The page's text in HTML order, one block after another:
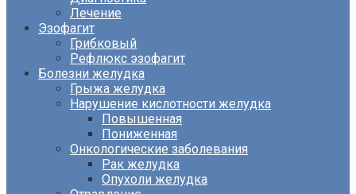
Лечение
Эзофагит
Грибковый
Рефлюкс эзофагит
Болезни желудка
Грыжа желудка
Нарушение кислотности желудка
Повышенная
Пониженная
Онкологические заболевания
Рак желудка
Опухоли желудка